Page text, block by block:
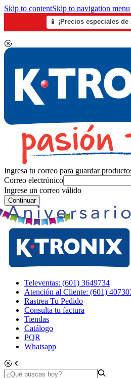
Skip to contentSkip to navigation menu
📱 ¡Precios especiales
Ingresa tu correo para guardar
Correo electrónico
Ingrese un correo válido
Continuar
Televentas: (601) 3649734
Atención al Cliente: (601)
Rastrea Tu Pedido
Consulta tu factura
Tiendas
Catálogo
PQR
Whatsapp